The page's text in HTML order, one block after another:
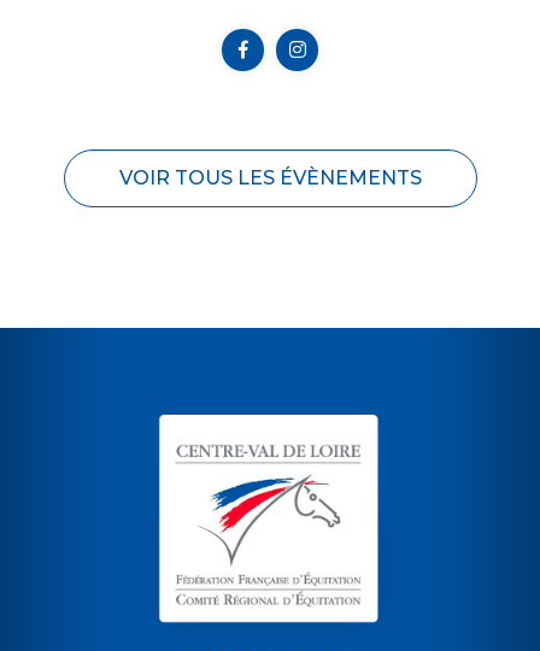
VOIR TOUS LES ÉVÈNEMENTS